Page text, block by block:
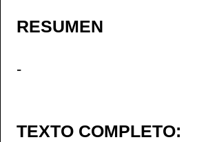
RESUMEN
-
TEXTO COMPLETO: